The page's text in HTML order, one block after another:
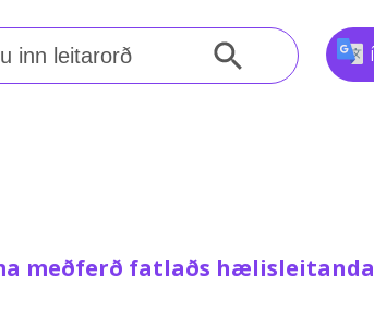
Leitarhnappur
meðferð fatlaðs hælisleitanda